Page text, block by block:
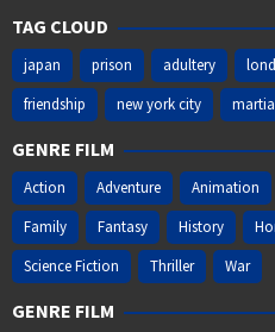
TAG CLOUD
japan prison adultery
friendship
new york city
GENRE FILM
Action Adventure Animation
Family
Fantasy History
Science Fiction
Thriller War
GENRE FILM